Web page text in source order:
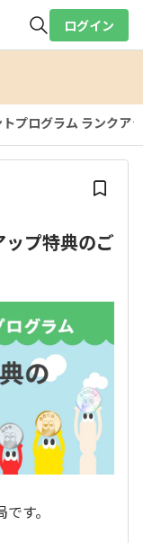
ログイン
プログラム ランクア
ップ特典のご
す。